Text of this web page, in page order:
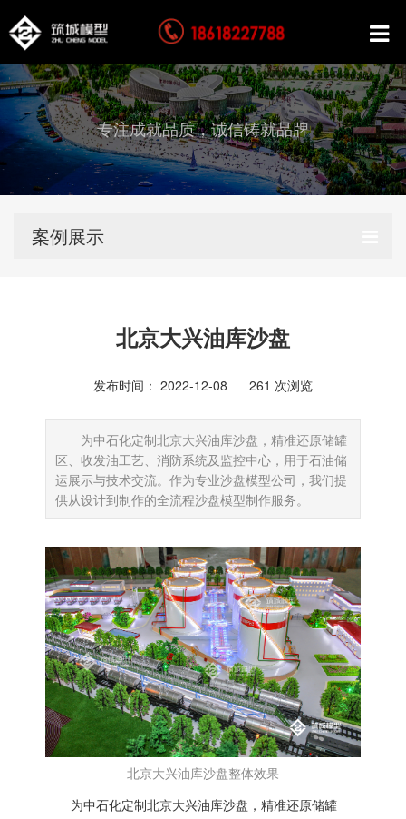
专注成就品质，诚信铸就品牌
案例展示
北京大兴油库沙盘
发布时间： 2022-12-08 261 次浏览
为中石化定制北京大兴油库沙盘，精准还原储罐
区、收发油工艺、消防系统及监控中心，用于石油储
运展示与技术交流。作为专业沙盘模型公司，我们提
供从设计到制作的全流程沙盘模型制作服务。
北京大兴油库沙盘整体效果
为中石化定制北京大兴油库沙盘，精准还原储罐